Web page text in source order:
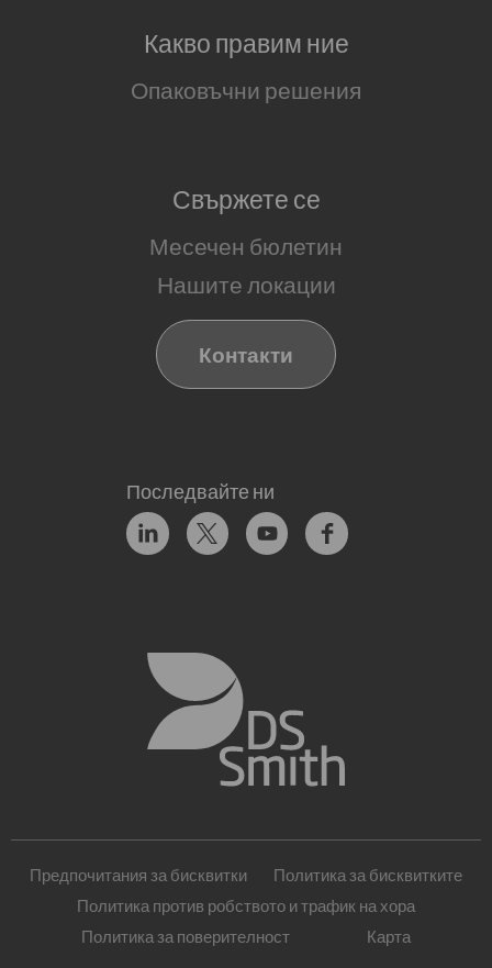
Какво правим ние
Опаковъчни решения
Свържете се
Месечен бюлетин
Нашите локации
Контакти
Последвайте ни
Предпочитания за бисквитки
Политика за бисквитките
Политика против робството и трафик на хора
Политика за поверителност
Карта